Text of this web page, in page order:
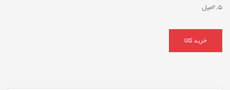
2.5میل
خرید کالا